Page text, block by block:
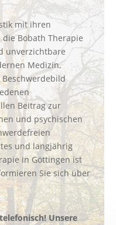
mit ihren
Bobath Therapie
unverzichtbare
Medizin.
Beitrag zur
und psychischen
und langjährig
in Göttingen ist
Sie sich über
Unsere